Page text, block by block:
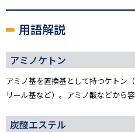
用語解説
アミノケトン
アミノ基を置換基として持つケトン
リール基など）。アミノ酸などから容
炭酸エステル